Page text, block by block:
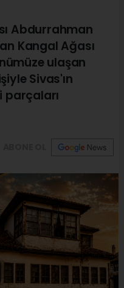
Abdurrahman
Kangal Ağası
ulaşan
Sivas'ın
parçaları